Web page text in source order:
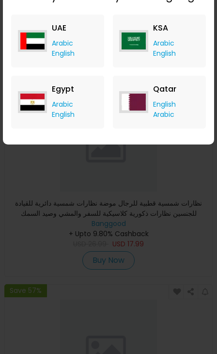
UAE
Arabic
English
KSA
Arabic
English
Egypt
Arabic
English
Qatar
English
Arabic
+ Upto 9.80% Cashback
19.99
Buy Now
نظارات شمسية قطبية للرجال موضة نظارات شمسية دائرية للقيادة
للجنسين نظارات ذكورية كلاسيكية للسفر والمشي وصيد السمك
Banggood
+ Upto 9.80% Cashback
USD 17.99
Buy Now
Save 57%